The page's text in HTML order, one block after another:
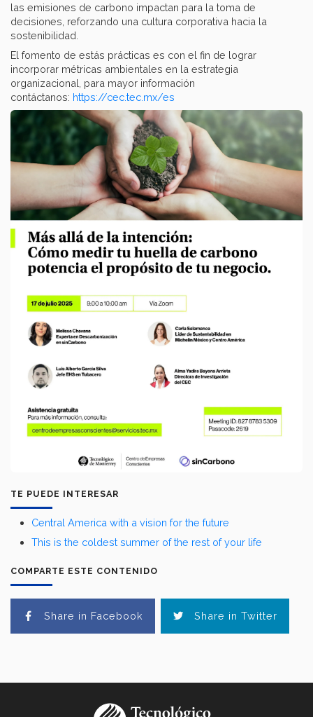
TE PUEDE INTERESAR
Central America with a vision for the future
This is the coldest summer of the rest of your life
COMPARTE ESTE CONTENIDO
Share in Facebook Share in Twitter
las emisiones de carbono impactan para la toma de
decisiones, reforzando una cultura corporativa hacia la
sostenibilidad.
El fomento de estás prácticas es con el fin de lograr
incorporar métricas ambientales en la estrategia
organizacional, para mayor información
contáctanos: https://cec.tec.mx/es